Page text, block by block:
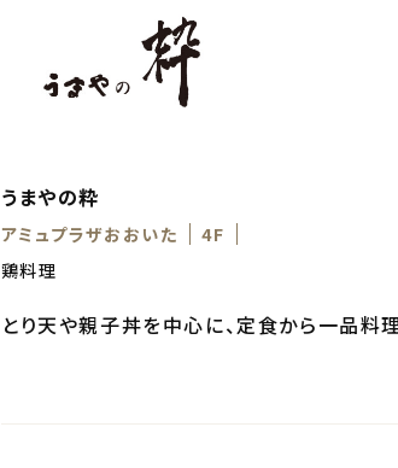
うまやの粋
アミュプラザおおいた
4F
鶏料理
とり天や親子丼を中心に、定食から一品料